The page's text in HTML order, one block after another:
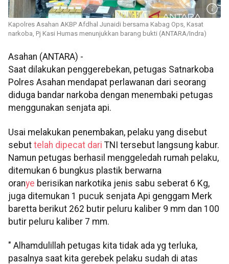
Kapolres Asahan AKBP Afdhal Junaidi bersama Kabag Ops, Kasat
narkoba, Pj Kasi Humas menunjukkan barang bukti (ANTARA/Indra)
Asahan (ANTARA) -
Saat dilakukan penggerebekan, petugas Satnarkoba
Polres Asahan mendapat perlawanan dari seorang
diduga bandar narkoba dengan menembaki petugas
menggunakan senjata api.
Usai melakukan penembakan, pelaku yang disebut
sebut telah dipecat dari TNI tersebut langsung kabur.
Namun petugas berhasil menggeledah rumah pelaku,
ditemukan 6 bungkus plastik berwarna
oranye berisikan narkotika jenis sabu seberat 6 Kg,
juga ditemukan 1 pucuk senjata Api genggam Merk
baretta berikut 262 butir peluru kaliber 9 mm dan 100
butir peluru kaliber 7 mm.
" Alhamdulillah petugas kita tidak ada yg terluka,
pasalnya saat kita gerebek pelaku sudah di atas